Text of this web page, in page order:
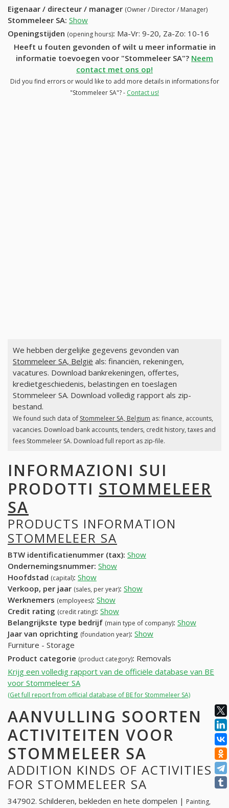
Eigenaar / directeur / manager (Owner / Director / Manager)
Stommeleer SA: Show
Openingstijden (opening hours): Ma-Vr: 9-20, Za-Zo: 10-16
Heeft u fouten gevonden of wilt u meer informatie in
informatie toevoegen voor "Stommeleer SA"? Neem
contact met ons op!
Did you find errors or would like to add more details in informations for
"Stommeleer SA"? - Contact us!
We hebben dergelijke gegevens gevonden van
Stommeleer SA, België als: financiën, rekeningen,
vacatures. Download bankrekeningen, offertes,
kredietgeschiedenis, belastingen en toeslagen
Stommeleer SA. Download volledig rapport als zip-
bestand.
We found such data of Stommeleer SA, Belgium as: finance, accounts,
vacancies. Download bank accounts, tenders, credit history, taxes and
fees Stommeleer SA. Download full report as zip-file.
INFORMAZIONI SUI
PRODOTTI STOMMELEER
SA
PRODUCTS INFORMATION
STOMMELEER SA
BTW identificatienummer (tax): Show
Ondernemingsnummer: Show
Hoofdstad (capital): Show
Verkoop, per jaar (sales, per year): Show
Werknemers (employees): Show
Credit rating (credit rating): Show
Belangrijkste type bedrijf (main type of company): Show
Jaar van oprichting (foundation year): Show
Furniture - Storage
Product categorie (product category): Removals
Krijg een volledig rapport van de officiële database van BE
voor Stommeleer SA
(Get full report from official database of BE for Stommeleer SA)
AANVULLING SOORTEN
ACTIVITEITEN VOOR
STOMMELEER SA
ADDITION KINDS OF ACTIVITIES
FOR STOMMELEER SA
347902. Schilderen, bekleden en hete dompelen | Painting,